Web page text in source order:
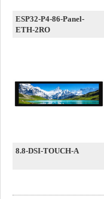
ESP32-P4-86-Panel-
ETH-2RO
8.8-DSI-TOUCH-A